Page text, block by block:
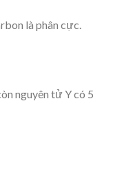
là phân cực.
nguyên tử Y có 5